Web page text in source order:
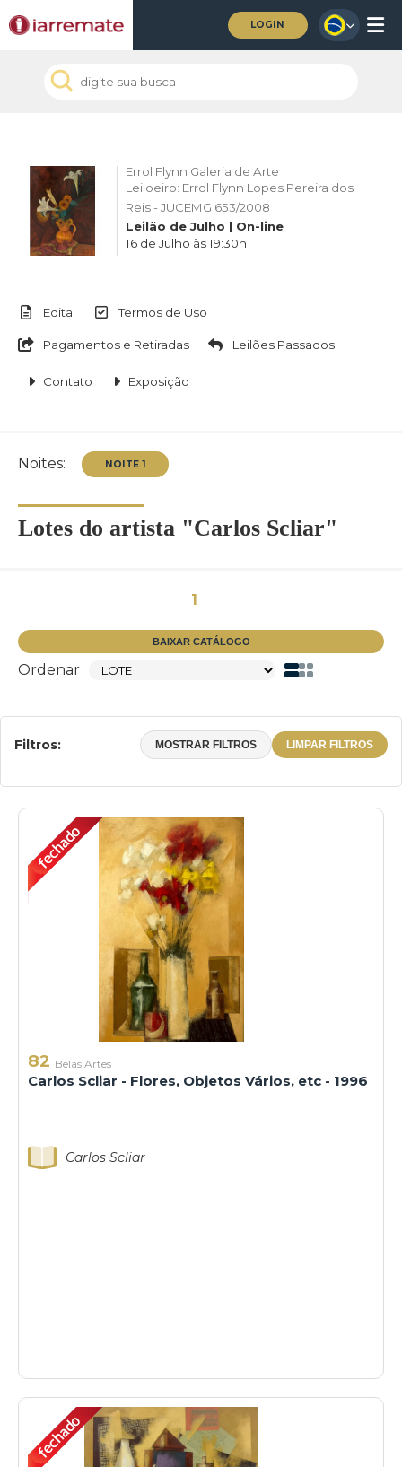
LOGIN
Errol Flynn Galeria de Arte
Leiloeiro: Errol Flynn Lopes Pereira dos
Reis - JUCEMG 653/2008
Leilão de Julho | On-line
16 de Julho às 19:30h
Edital Termos de Uso
Pagamentos e Retiradas Leilões Passados
Contato Exposição
Noites:
Lotes do artista "Carlos Scliar"
1
BAIXAR CATÁLOGO
Ordenar
Filtros: MOSTRAR FILTROS LIMPAR FILTROS
82 Belas Artes
Carlos Scliar - Flores, Objetos Vários, etc - 1996
Carlos Scliar